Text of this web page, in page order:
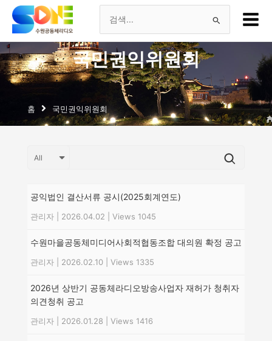
너
뛰
기
색
대
Menu
국민권익위원회
홈 국민권익위원회
공익법인 결산서류 공시(2025회계연도)
관리자 2026.04.02 Views 1045
수원마을공동체미디어사회적협동조합 대의원 확정 공고
관리자 2026.02.10 Views 1335
2026년 상반기 공동체라디오방송사업자 재허가 청취자
의견청취 공고
관리자 2026.01.28 Views 1416